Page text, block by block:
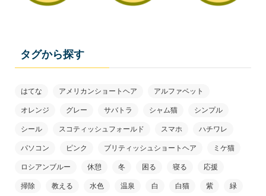
タグから探す
はてな アメリカンショートヘア アルファベット
オレンジ グレー サバトラ シャム猫 シンプル
シール スコティッシュフォールド スマホ ハチワレ
パソコン ピンク ブリティッシュショートヘア ミケ猫
ロシアンブルー 休憩 冬 困る 寝る 応援
掃除 教える 水色 温泉 白 白猫 紫 緑